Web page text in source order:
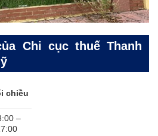
Chi cục thuế Thanh
chiều
–